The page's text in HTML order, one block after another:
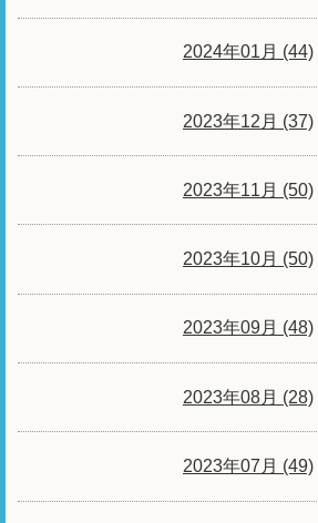
2024年01月 (44)
2023年12月 (37)
2023年11月 (50)
2023年10月 (50)
2023年09月 (48)
2023年08月 (28)
2023年07月 (49)